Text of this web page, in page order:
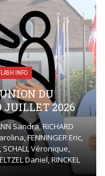
INFO
DU
JUILLET 2026
Sandra, RICHARD
FENNINGER Eric,
SCHALL Véronique,
Daniel, RINCKEL